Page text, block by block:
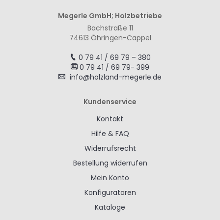
Megerle GmbH; Holzbetriebe
Bachstraße 11
74613 Öhringen-Cappel
0 79 41 / 69 79 – 380
0 79 41 / 69 79- 399
info@holzland-megerle.de
Kundenservice
Kontakt
Hilfe & FAQ
Widerrufsrecht
Bestellung widerrufen
Mein Konto
Konfiguratoren
Kataloge